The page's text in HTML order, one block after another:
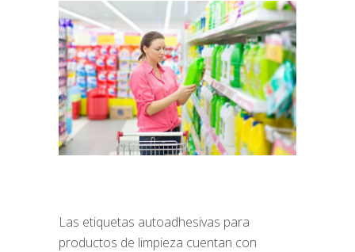
Las etiquetas autoadhesivas para
productos de limpieza cuentan con